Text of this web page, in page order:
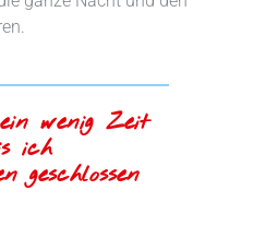
wenig Zeit
ich
geschlossen